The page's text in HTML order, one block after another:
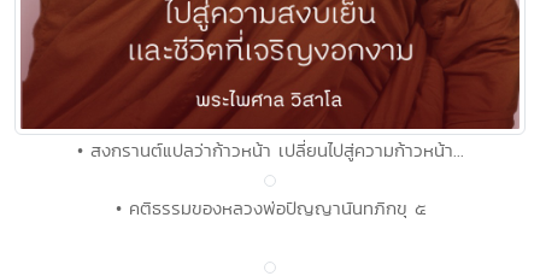
• สงกรานต์แปลว่าก้าวหน้า เปลี่ยนไปสู่ความก้าวหน้า...
• คติธรรมของหลวงพ่อปัญญานันทภิกขุ ๕